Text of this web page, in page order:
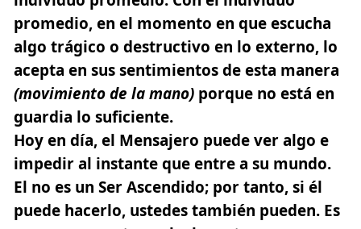
promedio, en el momento en que escucha
algo trágico o destructivo en lo externo, lo
acepta en sus sentimientos de esta manera
(movimiento de la mano) porque no está en
guardia lo suficiente.
Hoy en día, el Mensajero puede ver algo e
impedir al instante que entre a su mundo.
El no es un Ser Ascendido; por tanto, si él
puede hacerlo, ustedes también pueden. Es